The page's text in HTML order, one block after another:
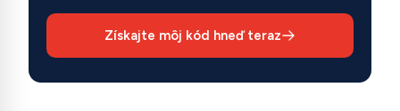
Získajte môj kód hneď teraz